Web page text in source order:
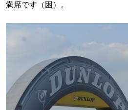
満席です（困）。